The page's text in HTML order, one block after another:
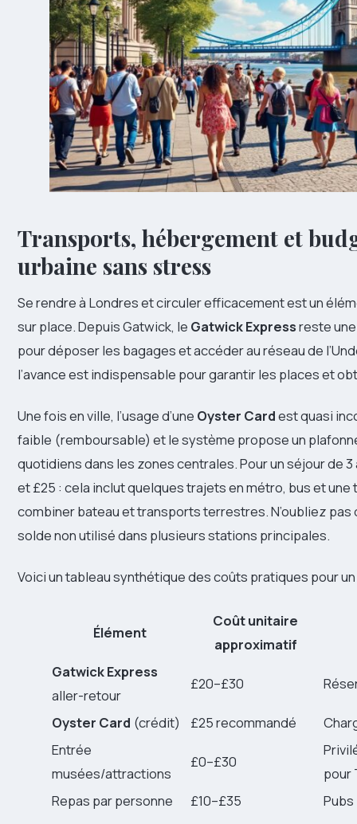
Transports, hébergement et
urbaine sans stress
Se rendre à Londres et circuler efficacement est un
sur place. Depuis Gatwick, le Gatwick Expressreste
pour déposer les bagages et accéder au réseau de
l’avance est indispensable pour garantir les places et
Une fois en ville, l’usage d’une Oyster Cardest quasi
faible (remboursable) et le système propose un
quotidiens dans les zones centrales. Pour un séjour de
et £25 : cela inclut quelques trajets en métro, bus et
combiner bateau et transports terrestres. N’oubliez
solde non utilisé dans plusieurs stations principales.
Voici un tableau synthétique des coûts pratiques pour
Élément
Coût unitaire
approximatif
Gatwick Express
aller-retour
£20–£30
Oyster Card (crédit) £25 recommandé
Entrée
musées/attractions
£0–£30
pour
Repas par personne
£10–£35